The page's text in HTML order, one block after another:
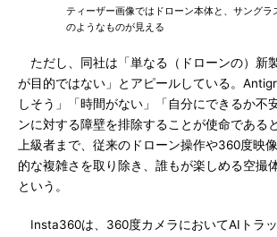
ティーザー画像ではドローン本体と、サングラ
のようなものが見える
ただし、同社は「単なる（ドローンの）新
が目的ではない」とアピールしている。
しそう」「時間がない」「自分にできるか不
ンに対する障壁を排除することが使命である
上級者まで、従来のドローン操作や360度映
的な複雑さを取り除き、誰もが楽しめる空撮
という。
Insta360は、360度カメラにおいてAIトラ